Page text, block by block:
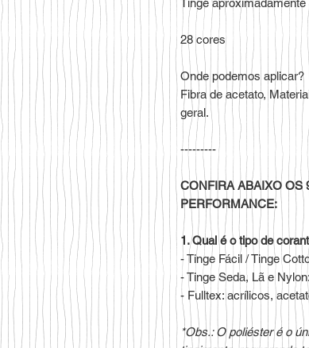
28 cores
Onde podemos aplicar?
Fibra de acetato,
geral.
---------
CONFIRA ABAIXO OS
PERFORMANCE:
1. Qual é o tipo de
- Tinge Fácil / Tinge
- Tinge Seda, Lã e
- Fulltex: acrílicos,
*Obs.: O poliéster é o